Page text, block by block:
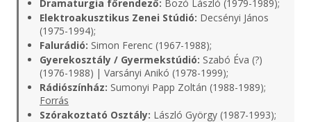
Dramaturgia főrendező: Bozó László (1979-1989);
Elektroakusztikus Zenei Stúdió: Decsényi János
(1975-1994);
Falurádió: Simon Ferenc (1967-1988);
Gyerekosztály / Gyermekstúdió: Szabó Éva (?)
(1976-1988) | Varsányi Anikó (1978-1999);
Rádiószínház: Sumonyi Papp Zoltán (1988-1989);
Forrás
Szórakoztató Osztály: László György (1987-1993);